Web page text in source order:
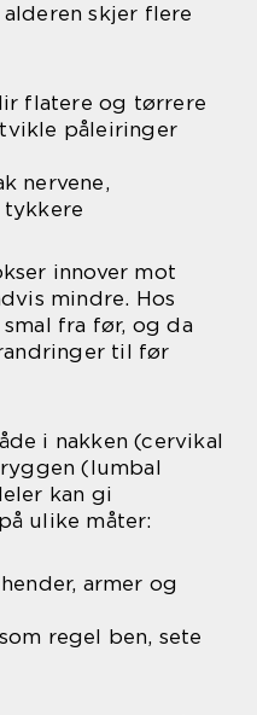
skjer flere
flatere og tørrere
påleiringer
nervene,
innover mot
mindre. Hos
fra før, og da
til før
i nakken (cervikal
(lumbal
kan gi
ulike måter:
armer og
regel ben, sete